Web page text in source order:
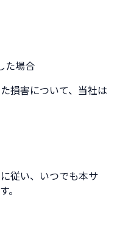
た場合
損害について、当社は
従い、いつでも本サ
。